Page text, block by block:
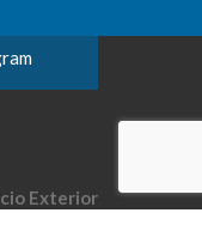
Exterior